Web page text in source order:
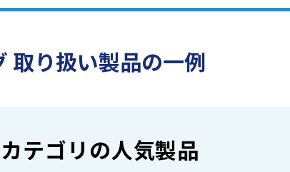
取り扱い製品の一例
テゴリの人気製品